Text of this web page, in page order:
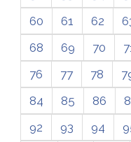
60
61 62
68
69 70
76
77 78
84
85 86
92
93 94